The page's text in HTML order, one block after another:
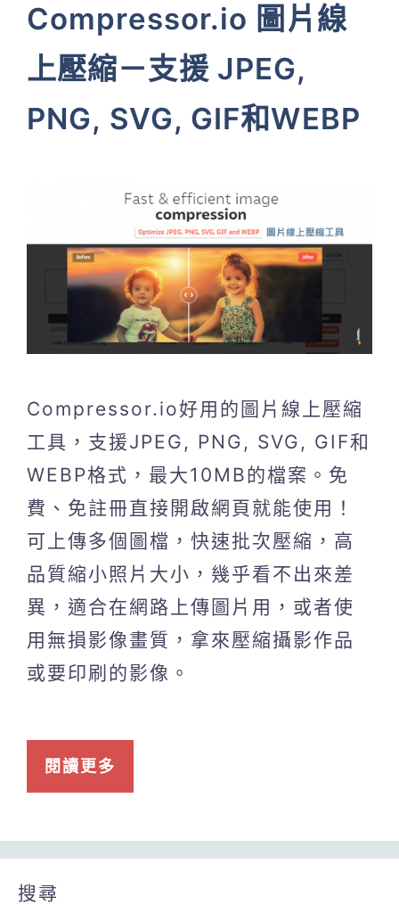
Compressor.io 圖片線
上壓縮－支援 JPEG,
PNG, SVG, GIF和WEBP
Compressor.io好用的圖片線上壓縮
工具，支援JPEG, PNG, SVG, GIF和
WEBP格式，最大10MB的檔案。免
費、免註冊直接開啟網頁就能使用！
可上傳多個圖檔，快速批次壓縮，高
品質縮小照片大小，幾乎看不出來差
異，適合在網路上傳圖片用，或者使
用無損影像畫質，拿來壓縮攝影作品
或要印刷的影像。
閱讀更多
搜尋